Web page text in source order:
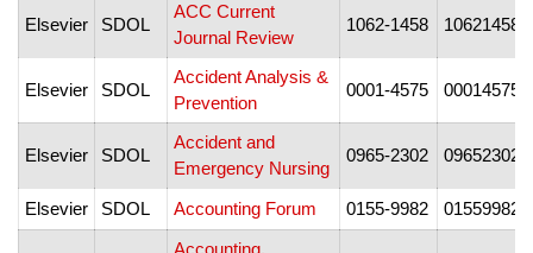
Elsevier SDOL
ACC Current
Journal Review
1062-1458 10621458
Elsevier SDOL
Accident Analysis &
Prevention
0001-4575 00014575
Elsevier SDOL
Accident and
Emergency Nursing
0965-2302 09652302
Elsevier SDOL Accounting Forum 0155-9982 01559982
Accounting,